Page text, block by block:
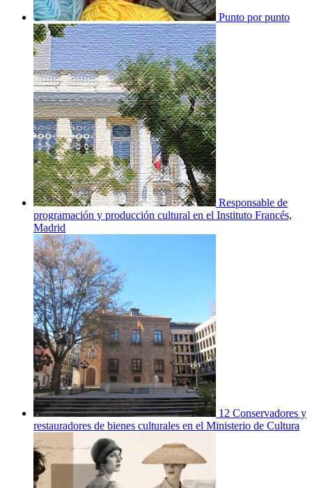
Punto por punto
Responsable de
programación y producción cultural en el Instituto Francés,
Madrid
12 Conservadores y
restauradores de bienes culturales en el Ministerio de Cultura